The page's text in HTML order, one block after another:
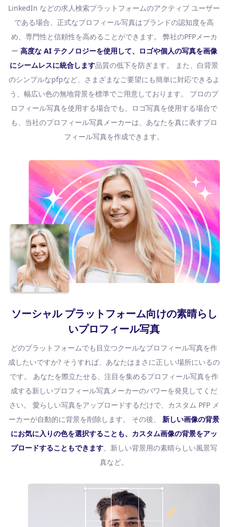
LinkedIn などの求人検索プラットフォームのアクティブ ユーザー
である場合、正式なプロフィール写真はブランドの認知度を高
め、専門性と信頼性を高めることができます。 弊社のPFPメーカ
ー 高度な AI テクノロジーを使用して、ロゴや個人の写真を画像
にシームレスに統合します品質の低下を防ぎます。 また、白背景
のシンプルなpfpなど、さまざまなご要望にも簡単に対応できるよ
う、幅広い色の無地背景を標準でご用意しております。 プロのプ
ロフィール写真を使用する場合でも、ロゴ写真を使用する場合で
も、当社のプロフィール写真メーカーは、あなたを真に表すプロ
フィール写真を作成できます。
ソーシャル プラットフォーム向けの素晴らし
いプロフィール写真
どのプラットフォームでも目立つクールなプロフィール写真を作
成したいですか? そうすれば、あなたはまさに正しい場所にいるの
です。 あなたを際立たせる、注目を集めるプロフィール写真を作
成する新しいプロフィール写真メーカーのパワーを発見してくだ
さい。 愛らしい写真をアップロードするだけで、カスタム PFP メ
ーカーが自動的に背景を削除します。 その後、 新しい画像の背景
にお気に入りの色を選択することも、カスタム画像の背景をアッ
プロードすることもできます、新しい背景用の素晴らしい風景写
真など。